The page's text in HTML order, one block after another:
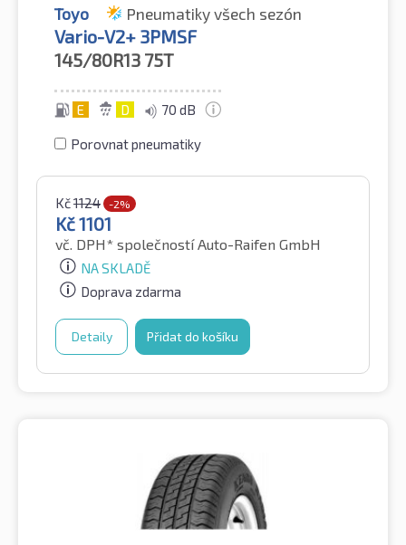
Toyo Pneumatiky všech sezón
Vario-V2+ 3PMSF
145/80R13 75T
E D 70 dB
Porovnat pneumatiky
Kč1124 -2%
Kč1101
vč. DPH* společností Auto-Raifen GmbH
NA SKLADĚ
Doprava zdarma
Detaily Přidat do košíku